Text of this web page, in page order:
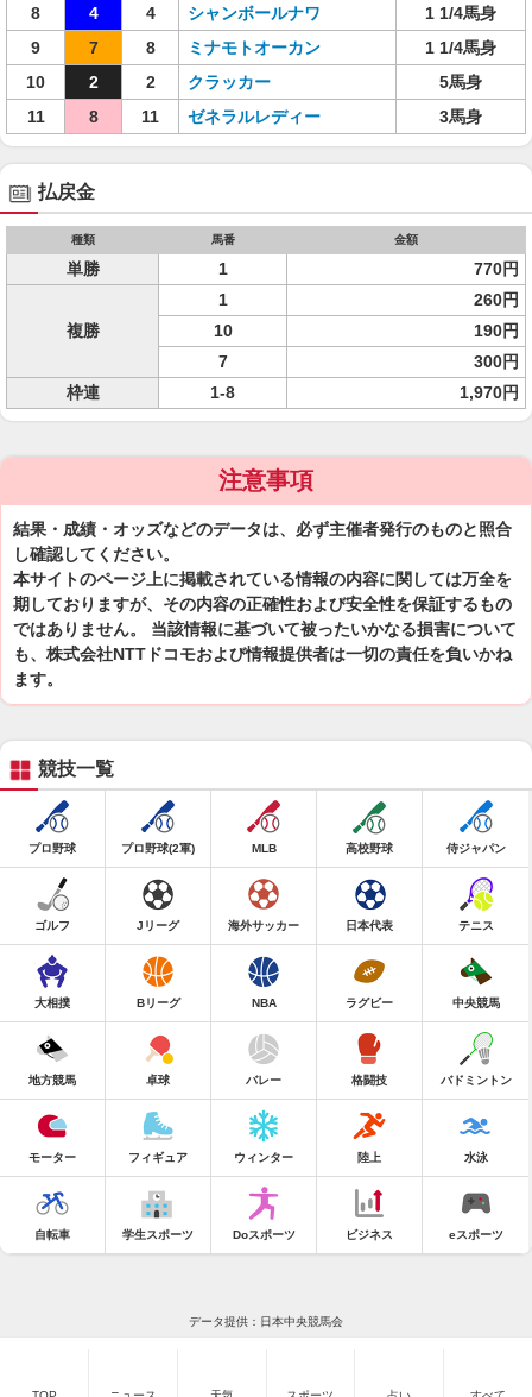
8
4 4 シャンボールナワ
1 1/4馬身
9
7 8 ミナモトオーカン
1 1/4馬身
10
2 2 クラッカー
5馬身
11
8 11 ゼネラルレディー 3馬身
払戻金
種類 馬番 金額
単勝 1 770円
複勝
1
260円
10
190円
7
300円
枠連
1-8 1,970円
注意事項
結果・成績・オッズなどのデータは、必ず主催者発行のものと照合
し確認してください。
本サイトのページ上に掲載されている情報の内容に関しては万全を
期しておりますが、その内容の正確性および安全性を保証するもの
ではありません。 当該情報に基づいて被ったいかなる損害について
も、株式会社NTTドコモおよび情報提供者は一切の責任を負いかね
ます。
競技一覧
プロ野球 プロ野球(2軍) MLB 高校野球 侍ジャパン
ゴルフ Jリーグ 海外サッカー 日本代表 テニス
大相撲 Bリーグ NBA ラグビー 中央競馬
地方競馬 卓球 バレー 格闘技 バドミントン
モーター フィギュア ウィンター 陸上 水泳
自転車 学生スポーツ Doスポーツ ビジネス eスポーツ
データ提供：日本中央競馬会